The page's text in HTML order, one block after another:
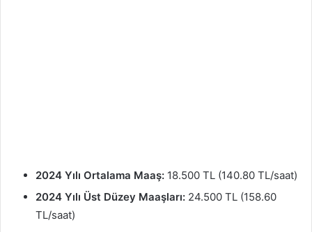
2024 Yılı Ortalama Maaş: 18.500 TL (140.80 TL/saat)
2024 Yılı Üst Düzey Maaşları: 24.500 TL (158.60
TL/saat)